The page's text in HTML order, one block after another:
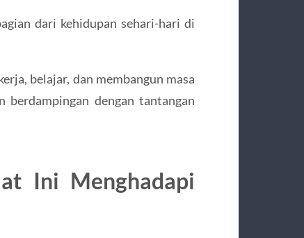
dari kehidupan sehari-hari di
belajar, dan membangun masa
dengan tantangan
Ini Menghadapi